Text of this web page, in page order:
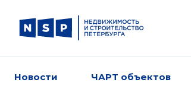
Новости ЧАРТ объектов